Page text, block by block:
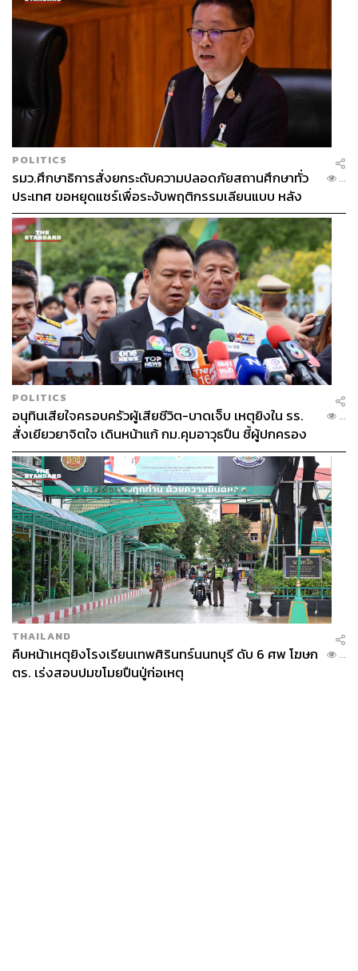
POLITICS
รมว.ศึกษาธิการสั่งยกระดับความปลอดภัยสถานศึกษาทั่ว
ประเทศ ขอหยุดแชร์เพื่อระงับพฤติกรรมเลียนแบบ หลัง
เหตุยิงในโรงเรียน
...
POLITICS
อนุทินเสียใจครอบครัวผู้เสียชีวิต-บาดเจ็บ เหตุยิงใน รร.
สั่งเยียวยาจิตใจ เดินหน้าแก้ กม.คุมอาวุธปืน ชี้ผู้ปกครอง
ต้องร่วมรับผิดชอบ
...
THAILAND
คืบหน้าเหตุยิงโรงเรียนเทพศิรินทร์นนทบุรี ดับ 6 ศพ โฆษก
ตร. เร่งสอบปมขโมยปืนปู่ก่อเหตุ
...